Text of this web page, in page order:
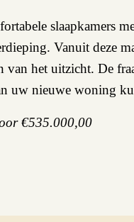
slaapkamers
Vanuit deze
van het uitzicht. De
uw nieuwe woning
€535.000,00